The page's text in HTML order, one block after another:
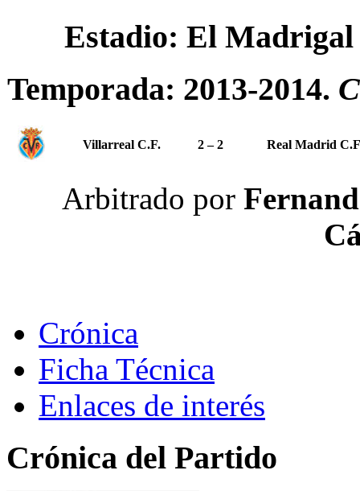
Estadio: El
Temporada: 2013-2014.
Villarreal C.F. 2 – 2 Real Madrid
Arbitrado por
Crónica
Ficha Técnica
Enlaces de interés
Crónica del Partido